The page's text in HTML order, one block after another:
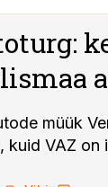
müük
kuid VAZ on